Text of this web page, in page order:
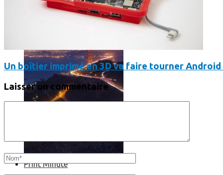
Print’Minute
Un boîtier imprimé en 3D va faire tourner
Laisser un commentaire